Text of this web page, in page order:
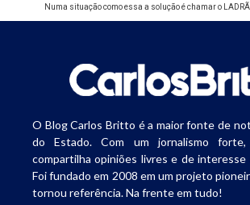
Numa situação como essa a solução é chamar o
O Blog Carlos Britto é a maior fonte de
do Estado. Com um jornalismo forte,
compartilha opiniões livres e de interesse
Foi fundado em 2008 em um projeto
tornou referência. Na frente em tudo!